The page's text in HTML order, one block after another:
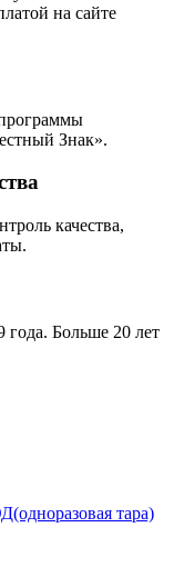
на сайте
Знак».
качества,
года. Больше 20 лет
тара)